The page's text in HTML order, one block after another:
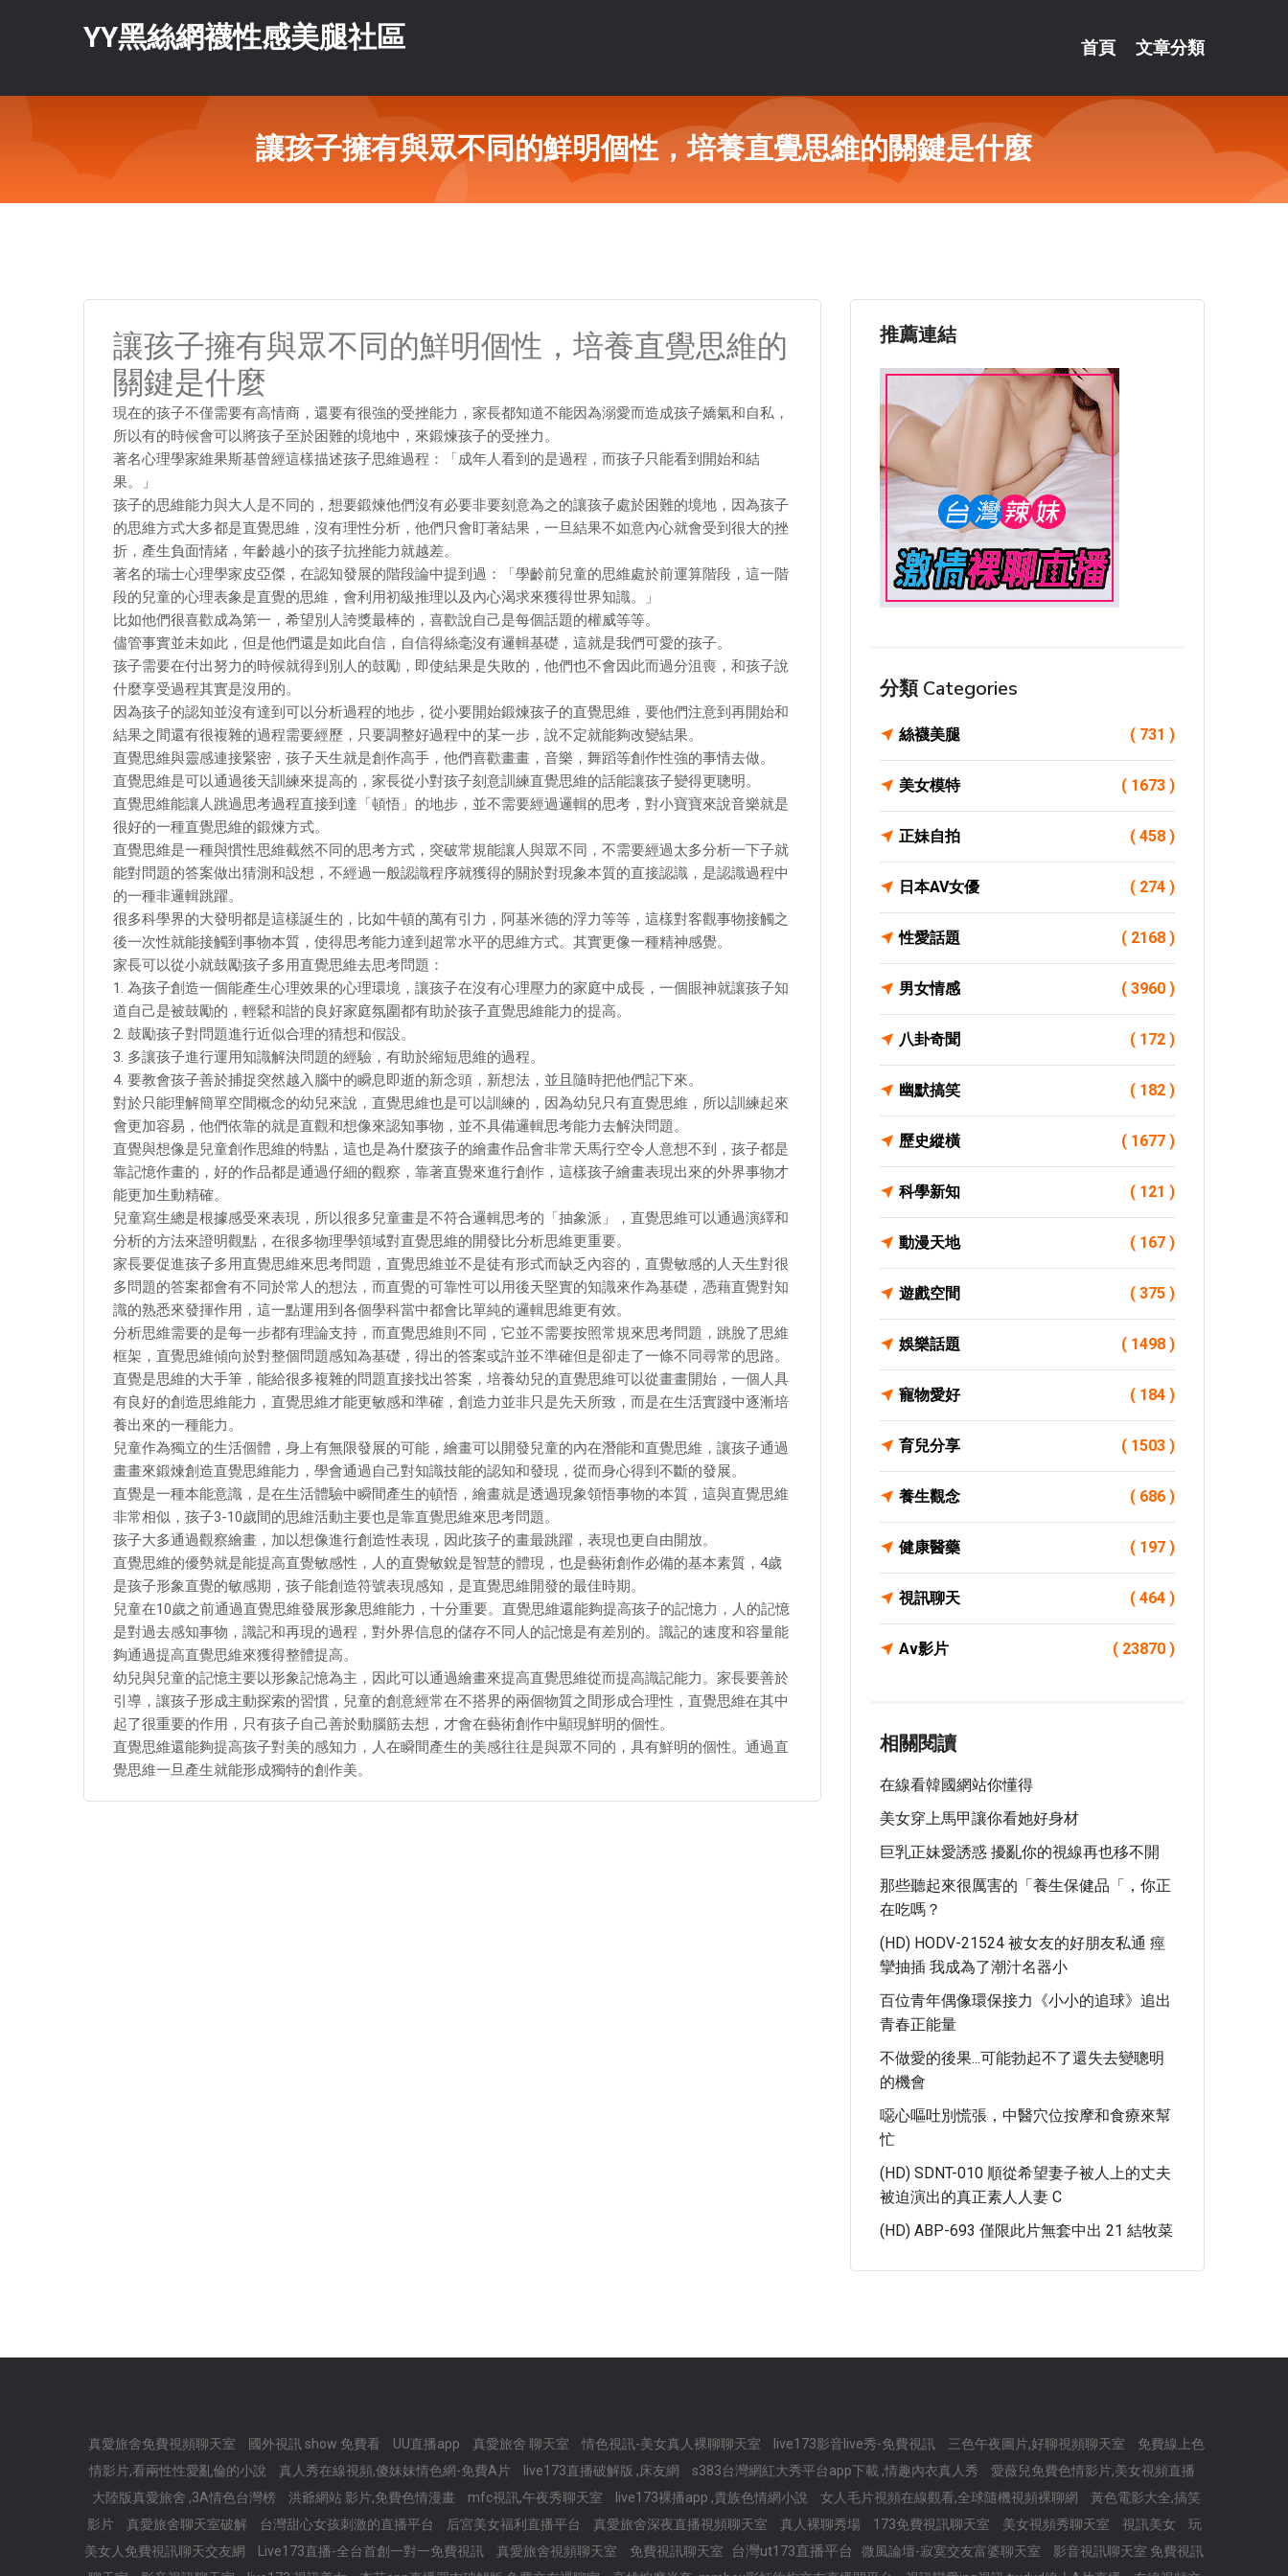
YY黑絲網襪性感美腿社區 首頁 文章分類
讓孩子擁有與眾不同的鮮明個性，培養直覺思維的關鍵是什麼
讓孩子擁有與眾不同的鮮明個性，培養直覺思維的
關鍵是什麼
現在的孩子不僅需要有高情商，還要有很強的受挫能力，家長都知道不能因為溺愛而造成孩子嬌氣和自私，
所以有的時候會可以將孩子至於困難的境地中，來鍛煉孩子的受挫力。
著名心理學家維果斯基曾經這樣描述孩子思維過程：「成年人看到的是過程，而孩子只能看到開始和結
果。」
孩子的思維能力與大人是不同的，想要鍛煉他們沒有必要非要刻意為之的讓孩子處於困難的境地，因為孩子
的思維方式大多都是直覺思維，沒有理性分析，他們只會盯著結果，一旦結果不如意內心就會受到很大的挫
折，產生負面情緒，年齡越小的孩子抗挫能力就越差。
著名的瑞士心理學家皮亞傑，在認知發展的階段論中提到過：「學齡前兒童的思維處於前運算階段，這一階
段的兒童的心理表象是直覺的思維，會利用初級推理以及內心渴求來獲得世界知識。」
比如他們很喜歡成為第一，希望別人誇獎最棒的，喜歡說自己是每個話題的權威等等。
儘管事實並未如此，但是他們還是如此自信，自信得絲毫沒有邏輯基礎，這就是我們可愛的孩子。
孩子需要在付出努力的時候就得到別人的鼓勵，即使結果是失敗的，他們也不會因此而過分沮喪，和孩子說
什麼享受過程其實是沒用的。
因為孩子的認知並沒有達到可以分析過程的地步，從小要開始鍛煉孩子的直覺思維，要他們注意到再開始和
結果之間還有很複雜的過程需要經歷，只要調整好過程中的某一步，說不定就能夠改變結果。
直覺思維與靈感連接緊密，孩子天生就是創作高手，他們喜歡畫畫，音樂，舞蹈等創作性強的事情去做。
直覺思維是可以通過後天訓練來提高的，家長從小對孩子刻意訓練直覺思維的話能讓孩子變得更聰明。
直覺思維能讓人跳過思考過程直接到達「頓悟」的地步，並不需要經過邏輯的思考，對小寶寶來說音樂就是
很好的一種直覺思維的鍛煉方式。
直覺思維是一種與慣性思維截然不同的思考方式，突破常規能讓人與眾不同，不需要經過太多分析一下子就
能對問題的答案做出猜測和設想，不經過一般認識程序就獲得的關於對現象本質的直接認識，是認識過程中
的一種非邏輯跳躍。
很多科學界的大發明都是這樣誕生的，比如牛頓的萬有引力，阿基米德的浮力等等，這樣對客觀事物接觸之
後一次性就能接觸到事物本質，使得思考能力達到超常水平的思維方式。其實更像一種精神感覺。
家長可以從小就鼓勵孩子多用直覺思維去思考問題：
1. 為孩子創造一個能產生心理效果的心理環境，讓孩子在沒有心理壓力的家庭中成長，一個眼神就讓孩子知
道自己是被鼓勵的，輕鬆和諧的良好家庭氛圍都有助於孩子直覺思維能力的提高。
2. 鼓勵孩子對問題進行近似合理的猜想和假設。
3. 多讓孩子進行運用知識解決問題的經驗，有助於縮短思維的過程。
4. 要教會孩子善於捕捉突然越入腦中的瞬息即逝的新念頭，新想法，並且隨時把他們記下來。
對於只能理解簡單空間概念的幼兒來說，直覺思維也是可以訓練的，因為幼兒只有直覺思維，所以訓練起來
會更加容易，他們依靠的就是直觀和想像來認知事物，並不具備邏輯思考能力去解決問題。
直覺與想像是兒童創作思維的特點，這也是為什麼孩子的繪畫作品會非常天馬行空令人意想不到，孩子都是
靠記憶作畫的，好的作品都是通過仔細的觀察，靠著直覺來進行創作，這樣孩子繪畫表現出來的外界事物才
能更加生動精確。
兒童寫生總是根據感受來表現，所以很多兒童畫是不符合邏輯思考的「抽象派」，直覺思維可以通過演繹和
分析的方法來證明觀點，在很多物理學領域對直覺思維的開發比分析思維更重要。
家長要促進孩子多用直覺思維來思考問題，直覺思維並不是徒有形式而缺乏內容的，直覺敏感的人天生對很
多問題的答案都會有不同於常人的想法，而直覺的可靠性可以用後天堅實的知識來作為基礎，憑藉直覺對知
識的熟悉來發揮作用，這一點運用到各個學科當中都會比單純的邏輯思維更有效。
分析思維需要的是每一步都有理論支持，而直覺思維則不同，它並不需要按照常規來思考問題，跳脫了思維
框架，直覺思維傾向於對整個問題感知為基礎，得出的答案或許並不準確但是卻走了一條不同尋常的思路。
直覺是思維的大手筆，能給很多複雜的問題直接找出答案，培養幼兒的直覺思維可以從畫畫開始，一個人具
有良好的創造思維能力，直覺思維才能更敏感和準確，創造力並非只是先天所致，而是在生活實踐中逐漸培
養出來的一種能力。
兒童作為獨立的生活個體，身上有無限發展的可能，繪畫可以開發兒童的內在潛能和直覺思維，讓孩子通過
畫畫來鍛煉創造直覺思維能力，學會通過自己對知識技能的認知和發現，從而身心得到不斷的發展。
直覺是一種本能意識，是在生活體驗中瞬間產生的頓悟，繪畫就是透過現象領悟事物的本質，這與直覺思維
非常相似，孩子3-10歲間的思維活動主要也是靠直覺思維來思考問題。
孩子大多通過觀察繪畫，加以想像進行創造性表現，因此孩子的畫最跳躍，表現也更自由開放。
直覺思維的優勢就是能提高直覺敏感性，人的直覺敏銳是智慧的體現，也是藝術創作必備的基本素質，4歲
是孩子形象直覺的敏感期，孩子能創造符號表現感知，是直覺思維開發的最佳時期。
兒童在10歲之前通過直覺思維發展形象思維能力，十分重要。直覺思維還能夠提高孩子的記憶力，人的記憶
是對過去感知事物，識記和再現的過程，對外界信息的儲存不同人的記憶是有差別的。識記的速度和容量能
夠通過提高直覺思維來獲得整體提高。
幼兒與兒童的記憶主要以形象記憶為主，因此可以通過繪畫來提高直覺思維從而提高識記能力。家長要善於
引導，讓孩子形成主動探索的習慣，兒童的創意經常在不搭界的兩個物質之間形成合理性，直覺思維在其中
起了很重要的作用，只有孩子自己善於動腦筋去想，才會在藝術創作中顯現鮮明的個性。
直覺思維還能夠提高孩子對美的感知力，人在瞬間產生的美感往往是與眾不同的，具有鮮明的個性。通過直
覺思維一旦產生就能形成獨特的創作美。
推薦連結
分類 Categories
絲襪美腿 ( 731 )
美女模特 ( 1673 )
正妹自拍 ( 458 )
日本AV女優 ( 274 )
性愛話題 ( 2168 )
男女情感 ( 3960 )
八卦奇聞 ( 172 )
幽默搞笑 ( 182 )
歷史縱橫 ( 1677 )
科學新知 ( 121 )
動漫天地 ( 167 )
遊戲空間 ( 375 )
娛樂話題 ( 1498 )
寵物愛好 ( 184 )
育兒分享 ( 1503 )
養生觀念 ( 686 )
健康醫藥 ( 197 )
視訊聊天 ( 464 )
Av影片 ( 23870 )
相關閱讀
在線看韓國網站你懂得
美女穿上馬甲讓你看她好身材
巨乳正妹愛誘惑 擾亂你的視線再也移不開
那些聽起來很厲害的「養生保健品「，你正
在吃嗎？
(HD) HODV-21524 被女友的好朋友私通 痙
攣抽插 我成為了潮汁名器小
百位青年偶像環保接力《小小的追球》追出
青春正能量
不做愛的後果...可能勃起不了還失去變聰明
的機會
噁心嘔吐別慌張，中醫穴位按摩和食療來幫
忙
(HD) SDNT-010 順從希望妻子被人上的丈夫
被迫演出的真正素人人妻 C
(HD) ABP-693 僅限此片無套中出 21 結牧菜
真愛旅舍免費視頻聊天室 國外視訊 show 免費看 UU直播app 真愛旅舍 聊天室 情色視訊-美女真人裸聊聊天室 live173影音live秀-免費視訊 三色午夜圖片,好聊視頻聊天室
免費線上色
情影片,看兩性性愛亂倫的小說
真人秀在線視頻,傻妹妹情色網-免費A片 live173直播破解版 ,床友網 s383台灣網紅大秀平台app下載 ,情趣內衣真人秀
愛薇兒免費色情影片,美女視頻直播
大陸版真愛旅舍 ,3A情色台灣榜
洪爺網站 影片,免費色情漫畫 mfc視訊,午夜秀聊天室 live173裸播app ,貴族色情網小說 女人毛片視頻在線觀看,全球隨機視頻裸聊網
黃色電影大全,搞笑
影片
真愛旅舍聊天室破解 台灣甜心女孩刺激的直播平台 后宮美女福利直播平台 真愛旅舍深夜直播視頻聊天室 真人裸聊秀場 173免費視訊聊天室 美女視頻秀聊天室 視訊美女
玩
美女人免費視訊聊天交友網
Live173直播-全台首創一對一免費視訊 真愛旅舍視頻聊天室 免費視訊聊天室 台灣ut173直播平台 微風論壇-寂寞交友富婆聊天室
影音視訊聊天室 免費視訊